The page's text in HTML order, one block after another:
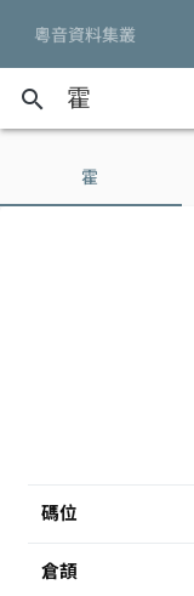
粵音資料集叢
search
霍
碼位
倉頡